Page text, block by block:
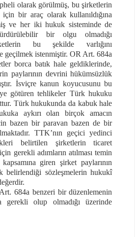
olarak görülmüş, bu şirketlerin
bir araç olarak kullanıldığına
ve her iki hukuk sisteminde de
bir olgu olmadığı
bu şekilde varlığını
geçilmek istenmiştir. OR Art. 684a
borca batık hale geldiklerinde,
paylarının devrini hükümsüzlük
İsviçre kanun koyucusunu bu
götüren tehlikeler Türk hukuku
Türk hukukunda da kabuk hale
aykırı olan birçok amacın
bazen bir paravan bazen de bir
TTK’nın geçici yedinci
belirtilen şirketlerin ticaret
gerekli adımların atılması temin
giren şirket paylarının
belirlendiği sözleşmelerin hukukî
684a benzeri bir düzenlemenin
gerekli olup olmadığı üzerinde